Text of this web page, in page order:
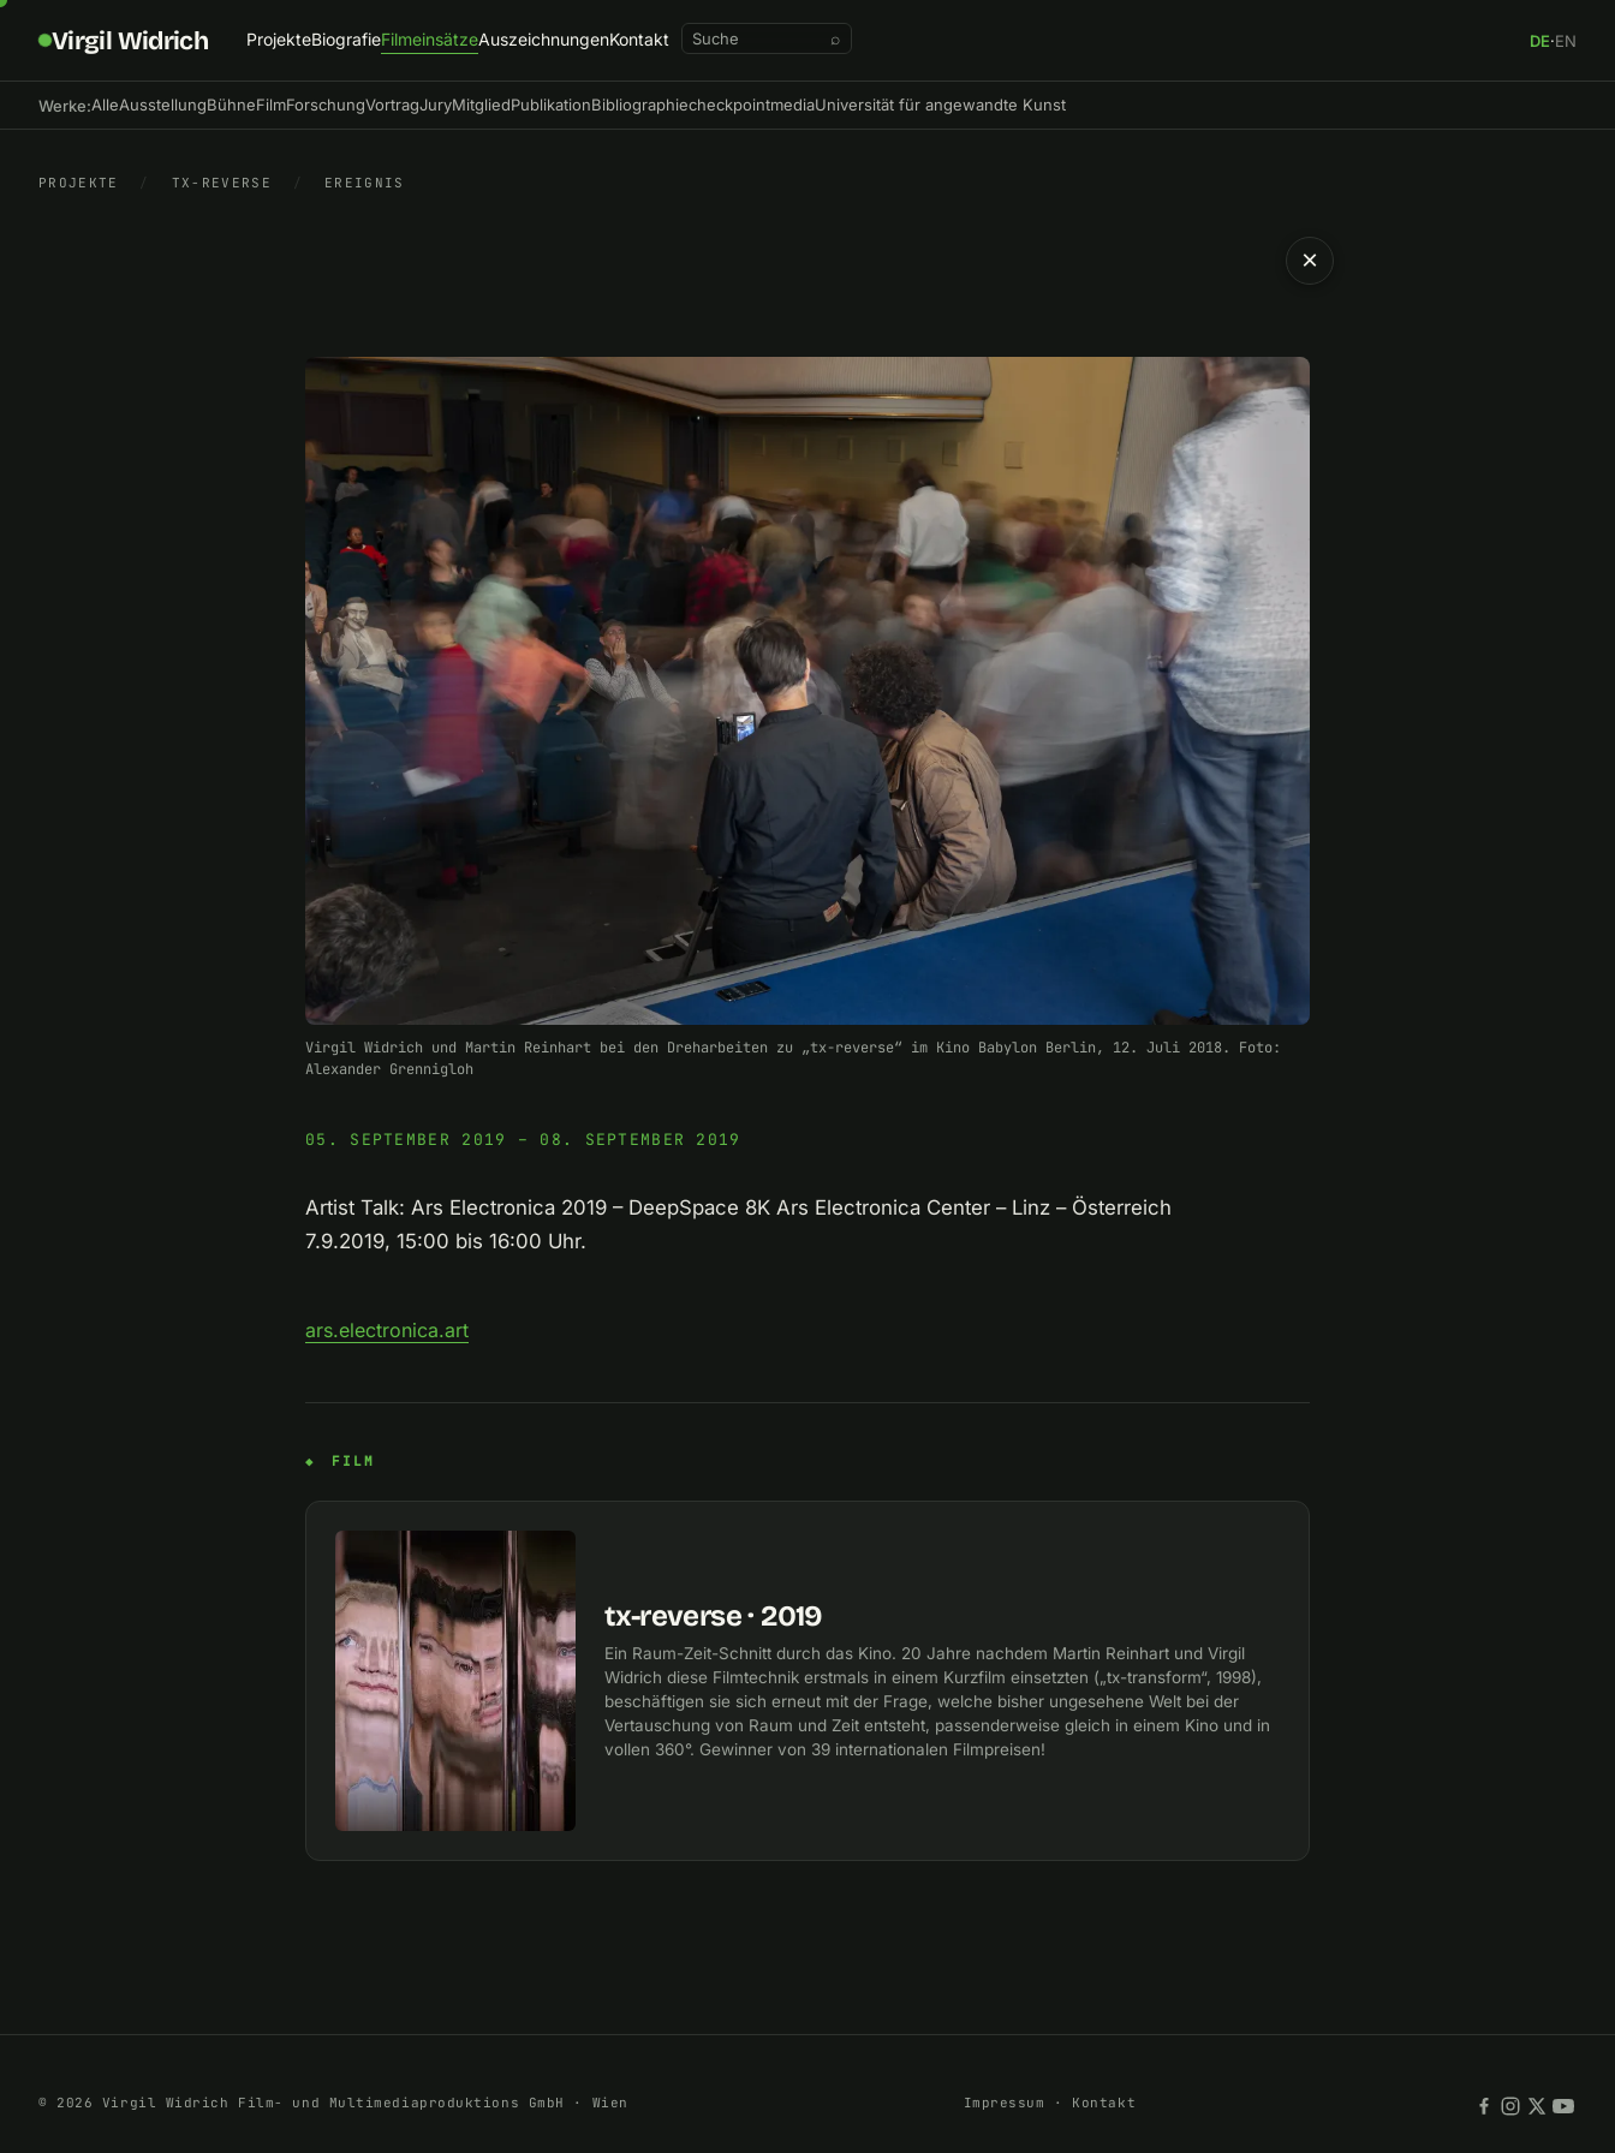
Virgil Widrich ProjekteBiografieFilmeinsätzeAuszeichnungenKontakt ⌕ DE·EN
Werke:AlleAusstellungBühneFilmForschungVortragJuryMitgliedPublikationBibliographiecheckpointmediaUniversität für angewandte Kunst
PROJEKTE / TX-REVERSE / EREIGNIS
Virgil Widrich und Martin Reinhart bei den Dreharbeiten zu „tx-reverse“ im Kino Babylon Berlin, 12. Juli 2018. Foto:
Alexander Grennigloh
05. SEPTEMBER 2019 – 08. SEPTEMBER 2019
Artist Talk: Ars Electronica 2019 – DeepSpace 8K Ars Electronica Center – Linz – Österreich
7.9.2019, 15:00 bis 16:00 Uhr.
ars.electronica.art
FILM
tx-reverse · 2019
Ein Raum-Zeit-Schnitt durch das Kino. 20 Jahre nachdem Martin Reinhart und Virgil
Widrich diese Filmtechnik erstmals in einem Kurzfilm einsetzten („tx-transform“, 1998),
beschäftigen sie sich erneut mit der Frage, welche bisher ungesehene Welt bei der
Vertauschung von Raum und Zeit entsteht, passenderweise gleich in einem Kino und in
vollen 360°. Gewinner von 39 internationalen Filmpreisen!
×
© 2026 Virgil Widrich Film- und Multimediaproduktions GmbH · Wien Impressum · Kontakt